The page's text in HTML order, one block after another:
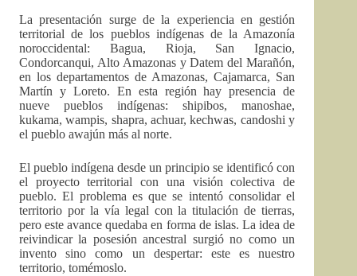
La presentación surge de la experiencia en gestión
territorial de los pueblos indígenas de la Amazonía
noroccidental: Bagua, Rioja, San Ignacio,
Condorcanqui, Alto Amazonas y Datem del Marañón,
en los departamentos de Amazonas, Cajamarca, San
Martín y Loreto. En esta región hay presencia de
nueve pueblos indígenas: shipibos, manoshae,
kukama, wampis, shapra, achuar, kechwas, candoshi y
el pueblo awajún más al norte.
El pueblo indígena desde un principio se identificó con
el proyecto territorial con una visión colectiva de
pueblo. El problema es que se intentó consolidar el
territorio por la vía legal con la titulación de tierras,
pero este avance quedaba en forma de islas. La idea de
reivindicar la posesión ancestral surgió no como un
invento sino como un despertar: este es nuestro
territorio, tomémoslo.